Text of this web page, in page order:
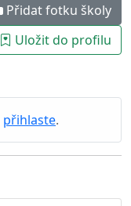
Přidat fotku školy
Uložit do profilu
přihlaste.